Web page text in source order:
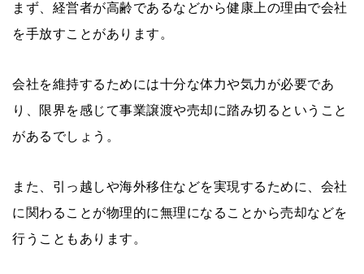
まず、経営者が高齢であるなどから健康上の理由で会社
を手放すことがあります。
会社を維持するためには十分な体力や気力が必要であ
り、限界を感じて事業譲渡や売却に踏み切るということ
があるでしょう。
また、引っ越しや海外移住などを実現するために、会社
に関わることが物理的に無理になることから売却などを
行うこともあります。